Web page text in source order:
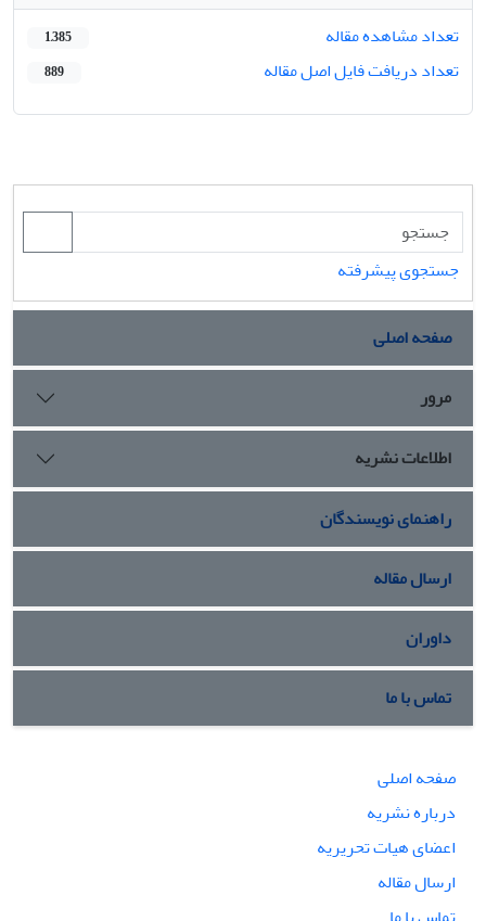
تعداد مشاهده مقاله
1,385
تعداد دریافت فایل اصل مقاله 889
جستجوی پیشرفته
صفحه اصلی
مرور
اطلاعات نشریه
راهنمای نویسندگان
ارسال مقاله
داوران
تماس با ما
صفحه اصلی
درباره نشریه
اعضای هیات تحریریه
ارسال مقاله